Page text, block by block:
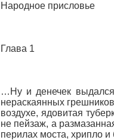
Народное присловье
Глава 1
…Ну и денечек
нераскаянных
воздухе, ядовитая
не пейзаж, а
перилах моста, хрипло